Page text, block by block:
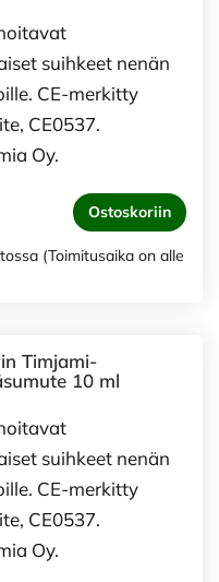
suihkeet nenän
CE-merkitty
CE0537.
Oy.
Ostoskoriin
(Toimitusaika on alle
Timjami-
10 ml
suihkeet nenän
CE-merkitty
CE0537.
Oy.